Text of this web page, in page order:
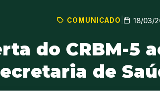
COMUNICADO 18/03/
do CRBM-5
de